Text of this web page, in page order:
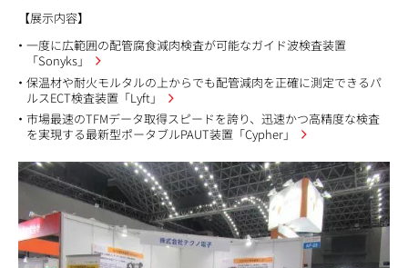
【展示内容】
一度に広範囲の配管腐食減肉検査が可能なガイド波検査装置
「Sonyks」
保温材や耐火モルタルの上からでも配管減肉を正確に測定できるパ
ルスECT検査装置「Lyft」
市場最速のTFMデータ取得スピードを誇り、迅速かつ高精度な検査
を実現する最新型ポータブルPAUT装置「Cypher」